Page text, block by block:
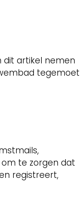
dit artikel nemen
tegemoet
te zorgen dat
registreert,